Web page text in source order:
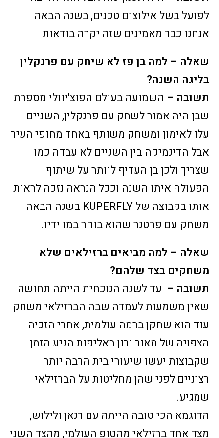
לפועל בשל אילוצים טכנים, בשנה הבאה
אנחנו כבר מאמינים שזה יקרה בודאות
שאלה – למה בן פז לא שיחק עם פרנקלין
בליגה השנה?
תשובה – השמועה בעולם הפוצ'יוולי מספרת
שבן היה אמור לשחק עם פרנקלין, השניים
עלו לאימון ומשחק משותף באחד מחופי העיר
אבל הדינמיקה בין השניים לא עבדה כמו
שצריך ולכן בן העדיף לוותר על שיתוף
הפעולה איתו השנה וככל הנראה נזכה לראות
אותו בקבוצה של KUPERFLY בשנה הבאה
משחק עם פרטנר שהוא בוחר במו ידיו.
שאלה – למה מביאים ברזילאים שלא
משחקים בצד שלהם?
תשובה – עד לשנה הנוכחית הייתה תחושה
שאין משמעות לעמדה שבה הברזילאי משחק
עוד הוא שחקן ברמה עולמית, אחרי הזכיה
הצפויה של מאור ורון באליפות הגיע הזמן
שקבוצות יעשו שיעורי בית הרבה יותר
רציניים לפני שהן מחליטות על הברזילאי
שמגיע.
הדוגמא הכי טובה הייתה עם רנאן ולילוש,
מצד אחד ברזילאי מהטופ העולמי, מהצד השני